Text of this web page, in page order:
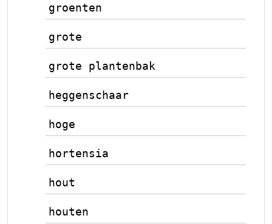
groenten
grote
grote plantenbak
heggenschaar
hoge
hortensia
hout
houten